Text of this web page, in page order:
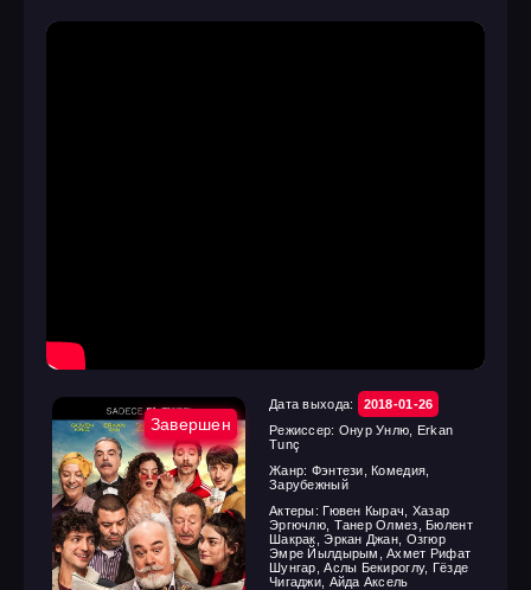
Завершен
Дата выхода:
2018-01-26
Режиссер: Онур Унлю, Erkan
Tunç
Жанр: Фэнтези, Комедия,
Зарубежный
Актеры: Гювен Кырач, Хазар
Эргючлю, Танер Олмез, Бюлент
Шакрак, Эркан Джан, Озгюр
Эмре Йылдырым, Ахмет Рифат
Шунгар, Аслы Бекироглу, Гёзде
Чигаджи, Айда Аксель